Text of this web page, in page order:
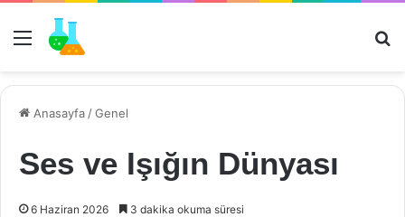
Menü
Anasayfa /Genel
Ses ve Işığın Dünyası
6 Haziran 2026 3 dakika okuma süresi